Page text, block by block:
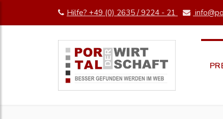
Hilfe? +49 (0) 2635 / 9224 - 21